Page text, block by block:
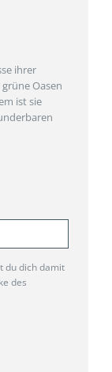
ihrer
Oasen
ist sie
du dich damit
des